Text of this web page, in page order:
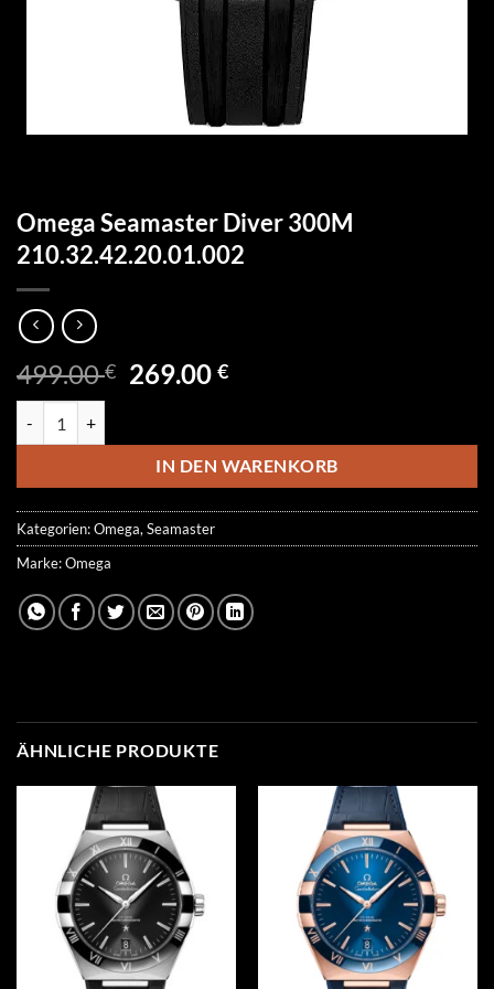
Omega Seamaster Diver 300M
210.32.42.20.01.002
499.00€ Ursprünglicher
499.00 €
269.00€Aktueller
269.00 €.
IN DEN WARENKORB
Kategorien:Omega, Seamaster
Marke:Omega
ÄHNLICHE PRODUKTE